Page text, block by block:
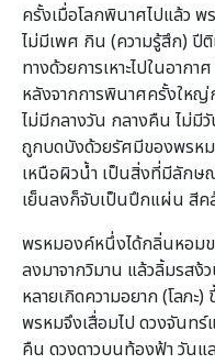
ครั้งเมื่อโลกพินาศไปแล้ว
ไม่มีเพศ กิน (ความรู้สึก) ปี
ทางด้วยการเหาะไปในอาก
หลังจากการพินาศครั้งใหญ่
ไม่มีกลางวัน กลางคืน ไม่มีวั
ถูกบดบังด้วยรัศมีของพรห
เหนือผิวน้ำ เป็นสิ่งที่มีลักษ
เย็นลงก็จับเป็นปึกแผ่น สีค
พรหมองค์หนึ่งได้กลิ่นหอม
ลงมาจากวิมาน แล้วลิ้มรส
หลายเกิดความอยาก (โลภ
พรหมจึงเสื่อมไป ดวงจันทร์
คืน ดวงดาวบนท้องฟ้า วันแล